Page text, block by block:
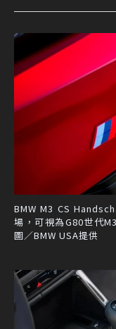
BMW M3 CS
場，可視為G80世代
圖／BMW USA提供